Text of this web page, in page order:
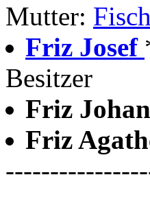
Mutter:
Friz Josef
Besitzer
Friz
Friz